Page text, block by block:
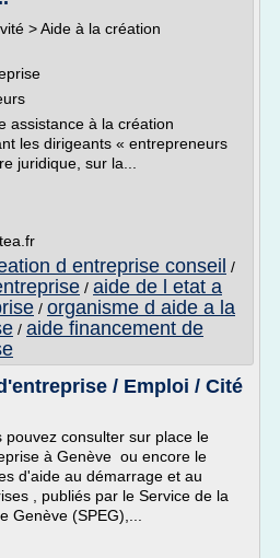
> Aide à la création
assistance à la création
les dirigeants « entrepreneurs
juridique, sur la...
d entreprise conseil /
/ aide de l etat a
/ organisme d aide a la
/ aide financement de
/ Emploi / Cité
pouvez consulter sur place le
à Genève ou encore le
d'aide au démarrage et au
, publiés par le Service de la
Genève (SPEG),...